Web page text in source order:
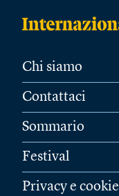
Chi siamo
Contattaci
Sommario
Festival
Privacy e cookie